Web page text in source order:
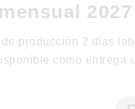
producción 2 días
como entrega